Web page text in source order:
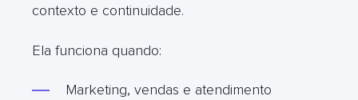
contexto e continuidade.
Ela funciona quando:
Marketing, vendas e atendimento